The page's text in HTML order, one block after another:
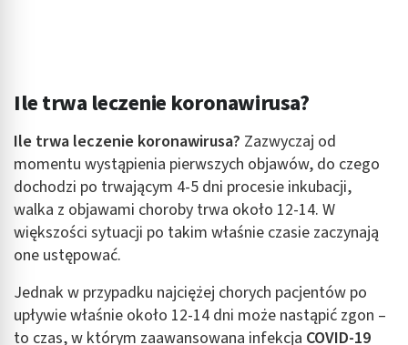
Ile trwa leczenie koronawirusa?
Ile trwa leczenie koronawirusa? Zazwyczaj od
momentu wystąpienia pierwszych objawów, do czego
dochodzi po trwającym 4-5 dni procesie inkubacji,
walka z objawami choroby trwa około 12-14. W
większości sytuacji po takim właśnie czasie zaczynają
one ustępować.
Jednak w przypadku najciężej chorych pacjentów po
upływie właśnie około 12-14 dni może nastąpić zgon –
to czas, w którym zaawansowana infekcja COVID-19